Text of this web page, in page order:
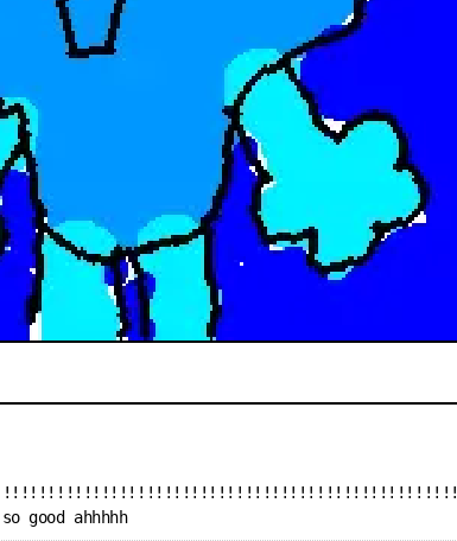
good ahhhhh